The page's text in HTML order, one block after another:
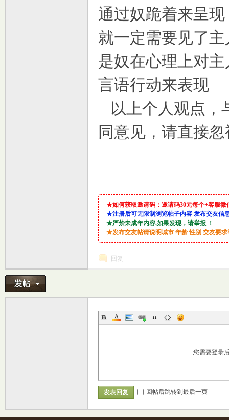
通过奴跪着来呈
就一定需要见了
是奴在心理上对
言语行动来表现
以上个人观点，
同意见，请直接
★如何获取邀请码：邀请码30元每个+客服微
★注册后可无限制浏览帖子内容 发布交友信
★严禁未成年内容,如果发现，请举报 ！
★发布交友帖请说明城市 年龄 性别 交友要求
回复
您需要登录
发表回复 回帖后跳转到最后一页